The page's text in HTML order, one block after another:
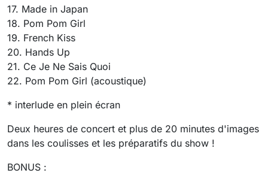
17. Made in Japan
18. Pom Pom Girl
19. French Kiss
20. Hands Up
21. Ce Je Ne Sais Quoi
22. Pom Pom Girl (acoustique)
* interlude en plein écran
Deux heures de concert et plus de 20 minutes d'images
dans les coulisses et les préparatifs du show !
BONUS :